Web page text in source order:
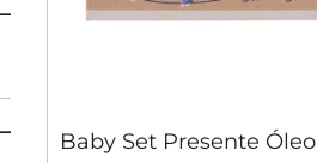
Baby Set Presente Óleo